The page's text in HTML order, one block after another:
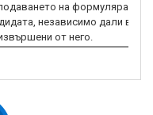
на формуляра за
независимо дали
от него.